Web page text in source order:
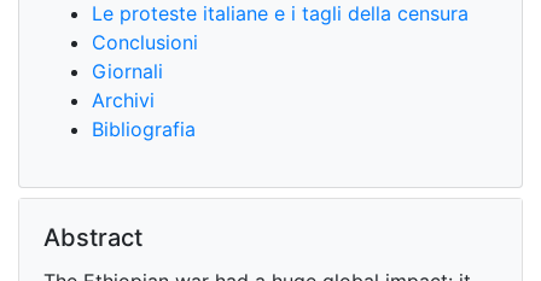
Le proteste italiane e i tagli della censura
Conclusioni
Giornali
Archivi
Bibliografia
Abstract